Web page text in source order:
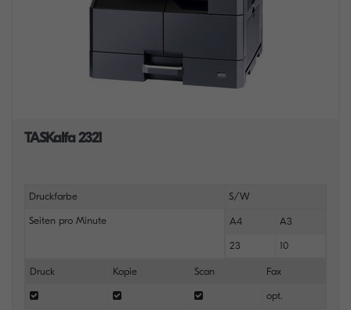
TASKalfa 2321
Druckfarbe S/W
Seiten pro Minute A4 A3
23 10
Druck Kopie Scan Fax
opt.